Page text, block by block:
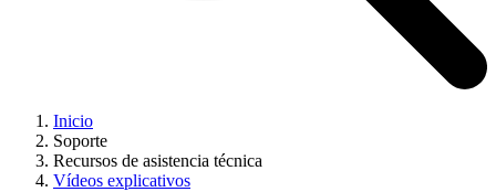
Inicio
Soporte
Recursos de asistencia técnica
Vídeos explicativos